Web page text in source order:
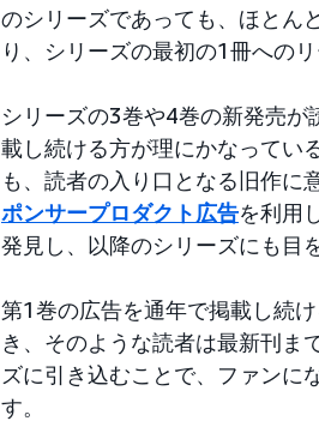
のシリーズであっても、ほとん
り、シリーズの最初の1冊への
シリーズの3巻や4巻の新発売
載し続ける方が理にかなってい
も、読者の入り口となる旧作に
ポンサープロダクト広告を利用
発見し、以降のシリーズにも目
第1巻の広告を通年で掲載し続
き、そのような読者は最新刊ま
ズに引き込むことで、ファンに
す。